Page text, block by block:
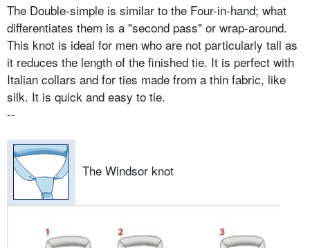
The Double-simple is similar to the Four-in-hand; what
differentiates them is a "second pass" or wrap-around.
This knot is ideal for men who are not particularly tall as
it reduces the length of the finished tie. It is perfect with
Italian collars and for ties made from a thin fabric, like
silk. It is quick and easy to tie.
--
The Windsor knot